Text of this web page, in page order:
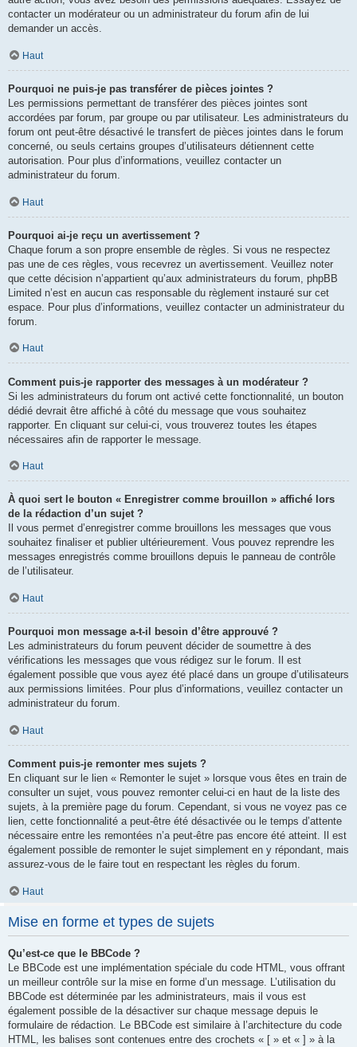
contacter un modérateur ou un administrateur du forum afin de lui
demander un accès.
Haut
Pourquoi ne puis-je pas transférer de pièces jointes ?
Les permissions permettant de transférer des pièces jointes sont
accordées par forum, par groupe ou par utilisateur. Les administrateurs du
forum ont peut-être désactivé le transfert de pièces jointes dans le forum
concerné, ou seuls certains groupes d’utilisateurs détiennent cette
autorisation. Pour plus d’informations, veuillez contacter un
administrateur du forum.
Haut
Pourquoi ai-je reçu un avertissement ?
Chaque forum a son propre ensemble de règles. Si vous ne respectez
pas une de ces règles, vous recevrez un avertissement. Veuillez noter
que cette décision n’appartient qu’aux administrateurs du forum, phpBB
Limited n’est en aucun cas responsable du règlement instauré sur cet
espace. Pour plus d’informations, veuillez contacter un administrateur du
forum.
Haut
Comment puis-je rapporter des messages à un modérateur ?
Si les administrateurs du forum ont activé cette fonctionnalité, un bouton
dédié devrait être affiché à côté du message que vous souhaitez
rapporter. En cliquant sur celui-ci, vous trouverez toutes les étapes
nécessaires afin de rapporter le message.
Haut
À quoi sert le bouton « Enregistrer comme brouillon » affiché lors
de la rédaction d’un sujet ?
Il vous permet d’enregistrer comme brouillons les messages que vous
souhaitez finaliser et publier ultérieurement. Vous pouvez reprendre les
messages enregistrés comme brouillons depuis le panneau de contrôle
de l’utilisateur.
Haut
Pourquoi mon message a-t-il besoin d’être approuvé ?
Les administrateurs du forum peuvent décider de soumettre à des
vérifications les messages que vous rédigez sur le forum. Il est
également possible que vous ayez été placé dans un groupe d’utilisateurs
aux permissions limitées. Pour plus d’informations, veuillez contacter un
administrateur du forum.
Haut
Comment puis-je remonter mes sujets ?
En cliquant sur le lien « Remonter le sujet » lorsque vous êtes en train de
consulter un sujet, vous pouvez remonter celui-ci en haut de la liste des
sujets, à la première page du forum. Cependant, si vous ne voyez pas ce
lien, cette fonctionnalité a peut-être été désactivée ou le temps d’attente
nécessaire entre les remontées n’a peut-être pas encore été atteint. Il est
également possible de remonter le sujet simplement en y répondant, mais
assurez-vous de le faire tout en respectant les règles du forum.
Haut
Mise en forme et types de sujets
Qu’est-ce que le BBCode ?
Le BBCode est une implémentation spéciale du code HTML, vous offrant
un meilleur contrôle sur la mise en forme d’un message. L’utilisation du
BBCode est déterminée par les administrateurs, mais il vous est
également possible de la désactiver sur chaque message depuis le
formulaire de rédaction. Le BBCode est similaire à l’architecture du code
HTML, les balises sont contenues entre des crochets « [ » et « ] » à la